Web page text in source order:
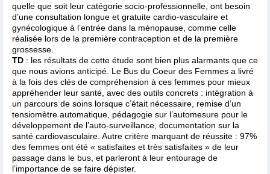
quelle que soit leur catégorie socio-professionnelle, ont besoin
d’une consultation longue et gratuite cardio-vasculaire et
gynécologique à l’entrée dans la ménopause, comme celle
réalisée lors de la première contraception et de la première
grossesse.
TD : les résultats de cette étude sont bien plus alarmants que ce
que nous avions anticipé. Le Bus du Coeur des Femmes a livré
à la fois des clés de compréhension à ces femmes pour mieux
appréhender leur santé, avec des outils concrets : intégration à
un parcours de soins lorsque c’était nécessaire, remise d’un
tensiomètre automatique, pédagogie sur l’automesure pour le
développement de l’auto-surveillance, documentation sur la
santé cardiovasculaire. Autre critère marquant de réussite : 97%
des femmes ont été « satisfaites et très satisfaites » de leur
passage dans le bus, et parleront à leur entourage de
l’importance de se faire dépister.